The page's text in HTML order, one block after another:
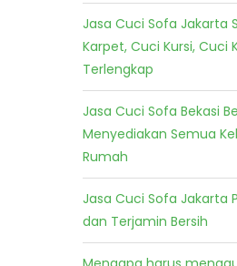
Jasa Cuci Sofa Jakarta
Karpet, Cuci Kursi, Cuci
Terlengkap
Jasa Cuci Sofa Bekasi
Menyediakan Semua
Rumah
Jasa Cuci Sofa Jakarta
dan Terjamin Bersih